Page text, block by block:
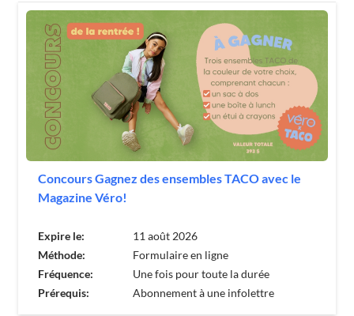
Concours Gagnez des ensembles TACO avec le
Magazine Véro!
Expire le:
11 août 2026
Méthode:
Formulaire en ligne
Fréquence:
Une fois pour toute la durée
Prérequis:
Abonnement à une infolettre